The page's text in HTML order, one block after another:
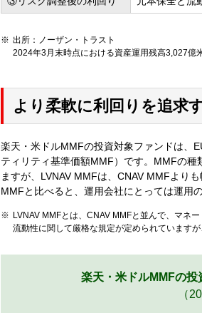
出所：ノーザン・トラスト
2024年3月末時点における資産運用残高3,027億
より柔軟に利回りを追求
楽天・米ドルMMFの投資対象ファンドは、
ティリティ基準価額MMF）です。MMFの
ますが、LVNAV MMFは、CNAV MMFより
MMFと比べると、運用会社にとっては運用
LVNAV MMFとは、CNAV MMFと並んで、マネ
流動性に関して厳格な規定が定められています
楽天・米ドルMMFの
（